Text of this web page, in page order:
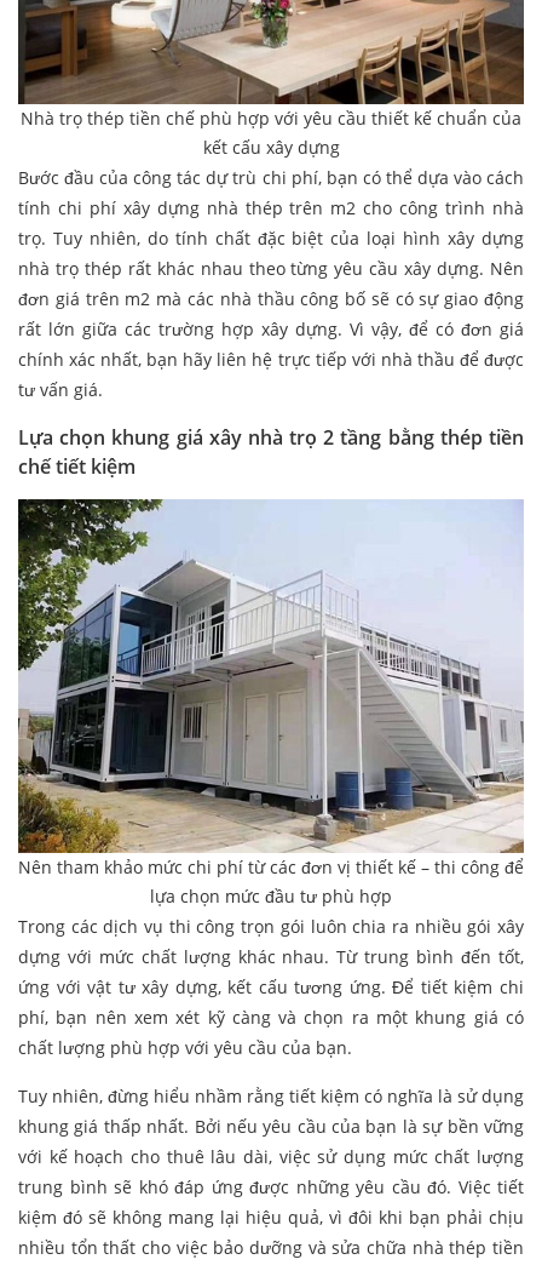
Nhà trọ thép tiền chế phù hợp với yêu cầu thiết kế chuẩn của
kết cấu xây dựng
Bước đầu của công tác dự trù chi phí, bạn có thể dựa vào cách
tính chi phí xây dựng nhà thép trên m2 cho công trình nhà
trọ. Tuy nhiên, do tính chất đặc biệt của loại hình xây dựng
nhà trọ thép rất khác nhau theo từng yêu cầu xây dựng. Nên
đơn giá trên m2 mà các nhà thầu công bố sẽ có sự giao động
rất lớn giữa các trường hợp xây dựng. Vì vậy, để có đơn giá
chính xác nhất, bạn hãy liên hệ trực tiếp với nhà thầu để được
tư vấn giá.
Lựa chọn khung giá xây nhà trọ 2 tầng bằng thép tiền
chế tiết kiệm
Nên tham khảo mức chi phí từ các đơn vị thiết kế – thi công để
lựa chọn mức đầu tư phù hợp
Trong các dịch vụ thi công trọn gói luôn chia ra nhiều gói xây
dựng với mức chất lượng khác nhau. Từ trung bình đến tốt,
ứng với vật tư xây dựng, kết cấu tương ứng. Để tiết kiệm chi
phí, bạn nên xem xét kỹ càng và chọn ra một khung giá có
chất lượng phù hợp với yêu cầu của bạn.
Tuy nhiên, đừng hiểu nhầm rằng tiết kiệm có nghĩa là sử dụng
khung giá thấp nhất. Bởi nếu yêu cầu của bạn là sự bền vững
với kế hoạch cho thuê lâu dài, việc sử dụng mức chất lượng
trung bình sẽ khó đáp ứng được những yêu cầu đó. Việc tiết
kiệm đó sẽ không mang lại hiệu quả, vì đôi khi bạn phải chịu
nhiều tổn thất cho việc bảo dưỡng và sửa chữa nhà thép tiền